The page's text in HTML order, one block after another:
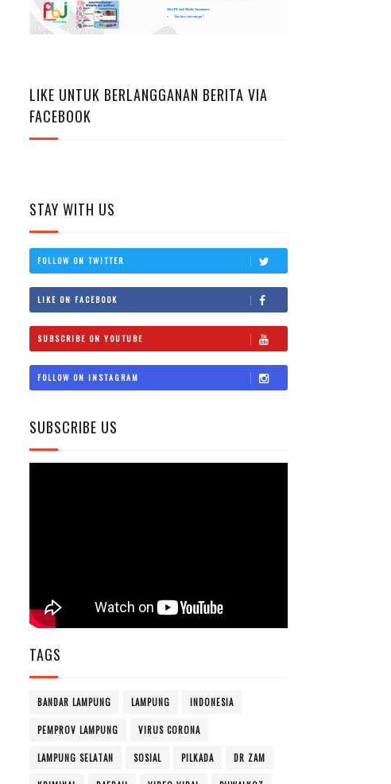
LIKE UNTUK BERLANGGANAN BERITA VIA
FACEBOOK
STAY WITH US
FOLLOW ON TWITTER
LIKE ON FACEBOOK
SUBSCRIBE ON YOUTUBE
FOLLOW ON INSTAGRAM
SUBSCRIBE US
TAGS
BANDAR LAMPUNG LAMPUNG INDONESIA
PEMPROV LAMPUNG VIRUS CORONA
LAMPUNG SELATAN SOSIAL PILKADA DR ZAM